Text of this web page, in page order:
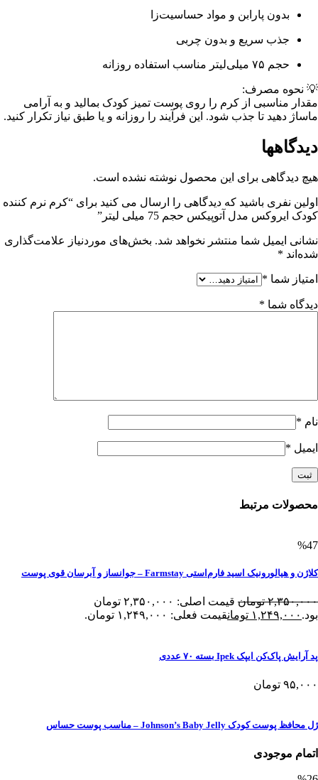
بدون پارابن و مواد حساسیت‌زا
جذب سریع و بدون چربی
حجم ۷۵ میلی‌لیتر مناسب استفاده روزانه
💡 نحوه مصرف:
مقدار مناسبی از کرم را روی پوست تمیز کودک بمالید و به آرامی
ماساژ دهید تا جذب شود. این فرآیند را روزانه و یا طبق نیاز تکرار کنید.
دیدگاهها
هیچ دیدگاهی برای این محصول نوشته نشده است.
اولین نفری باشید که دیدگاهی را ارسال می کنید برای “کرم نرم کننده
کودک ایروکس مدل آتوپیکس حجم 75 میلی‌ لیتر”
نشانی ایمیل شما منتشر نخواهد شد. بخش‌های موردنیاز علامت‌گذاری
شده‌اند *
امتیاز شما *
دیدگاه شما *
نام *
ایمیل *
محصولات مرتبط
%47
کلاژن و هیالورونیک اسید فارم‌استی Farmstay – جوانساز و آبرسان قوی پوست
۲,۳۵۰,۰۰۰ تومان
قیمت اصلی: ۲,۳۵۰,۰۰۰ تومان
بود. ۱,۲۴۹,۰۰۰ تومانقیمت فعلی: ۱,۲۴۹,۰۰۰ تومان.
پد آرایش پاک‌کن ایپک Ipek بسته ۷۰ عددی
۹۵,۰۰۰ تومان
ژل محافظ پوست کودک Johnson’s Baby Jelly – مناسب پوست حساس
اتمام موجودی